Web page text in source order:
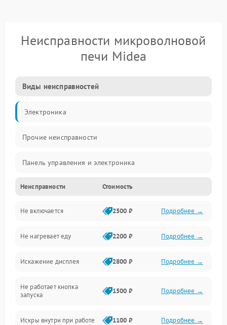
Неисправности микроволновой
печи Midea
Виды неисправностей
Электроника
Прочие неисправности
Панель управления и электроника
Дверца и корпус
Механика и внутренние элементы
Механические повреждения
Питание и запуск
Нагрев и приготовление
Программное обеспечение
Неисправности Стоимость
Не включается 2500 ₽ Подробнее →
Не нагревает еду 2200 ₽ Подробнее →
Искажение дисплея 2800 ₽ Подробнее →
Не работает кнопка
запуска
1500 ₽ Подробнее →
Искры внутри при работе 1100 ₽ Подробнее →